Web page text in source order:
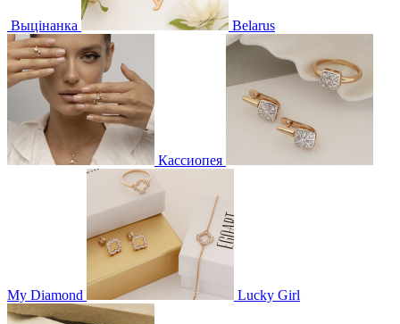
Выцінанка Belarus
Кассиопея
My Diamond Lucky Girl